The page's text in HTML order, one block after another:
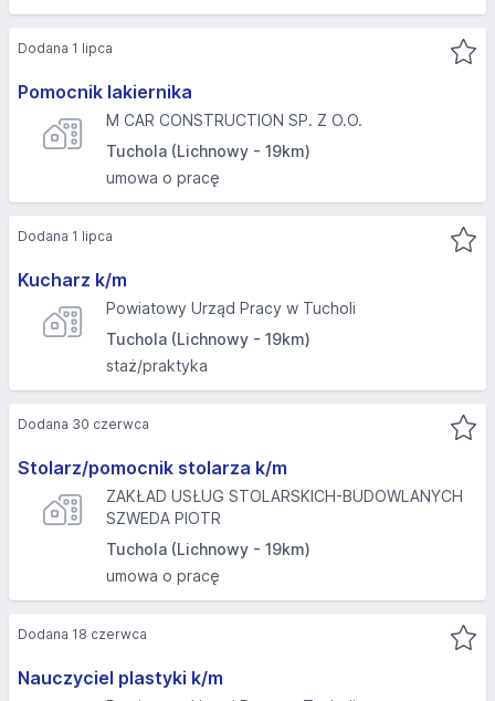
Pomocnik lakiernika
M CAR CONSTRUCTION SP. Z O.O.
Tuchola (Lichnowy - 19km)
umowa o pracę
Dodana 1 lipca
Kucharz k/m
Powiatowy Urząd Pracy w Tucholi
Tuchola (Lichnowy - 19km)
staż/praktyka
Dodana 1 lipca
Stolarz/pomocnik stolarza k/m
ZAKŁAD USŁUG STOLARSKICH-BUDOWLANYCH
SZWEDA PIOTR
Tuchola (Lichnowy - 19km)
umowa o pracę
Dodana 30 czerwca
Nauczyciel plastyki k/m
Dodana 18 czerwca